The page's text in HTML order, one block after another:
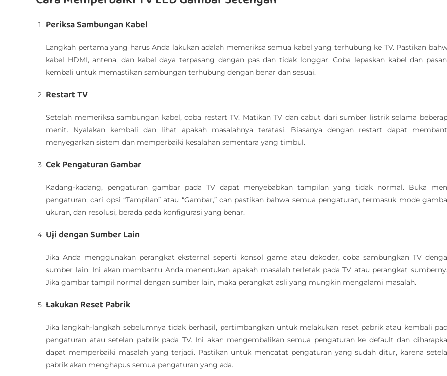
Periksa Sambungan Kabel
Langkah pertama yang harus Anda lakukan adalah memeriksa semua kabel yang terhubung ke TV. Pastikan
kabel HDMI, antena, dan kabel daya terpasang dengan pas dan tidak longgar. Coba lepaskan kabel dan
kembali untuk memastikan sambungan terhubung dengan benar dan sesuai.
Restart TV
Setelah memeriksa sambungan kabel, coba restart TV. Matikan TV dan cabut dari sumber listrik selama
menit. Nyalakan kembali dan lihat apakah masalahnya teratasi. Biasanya dengan restart dapat
menyegarkan sistem dan memperbaiki kesalahan sementara yang timbul.
Cek Pengaturan Gambar
Kadang-kadang, pengaturan gambar pada TV dapat menyebabkan tampilan yang tidak normal. Buka
pengaturan, cari opsi “Tampilan” atau “Gambar,” dan pastikan bahwa semua pengaturan, termasuk mode
ukuran, dan resolusi, berada pada konfigurasi yang benar.
Uji dengan Sumber Lain
Jika Anda menggunakan perangkat eksternal seperti konsol game atau dekoder, coba sambungkan TV
sumber lain. Ini akan membantu Anda menentukan apakah masalah terletak pada TV atau perangkat
Jika gambar tampil normal dengan sumber lain, maka perangkat asli yang mungkin mengalami masalah.
Lakukan Reset Pabrik
Jika langkah-langkah sebelumnya tidak berhasil, pertimbangkan untuk melakukan reset pabrik atau kembali
pengaturan atau setelan pabrik pada TV. Ini akan mengembalikan semua pengaturan ke default dan
dapat memperbaiki masalah yang terjadi. Pastikan untuk mencatat pengaturan yang sudah ditur, karena
pabrik akan menghapus semua pengaturan yang ada.